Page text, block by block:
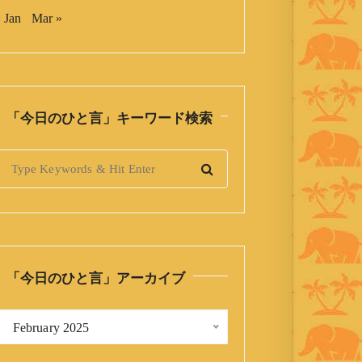
Jan Mar »
「今日のひと言」キーワード検索
「今日のひと言」アーカイブ
February 2025